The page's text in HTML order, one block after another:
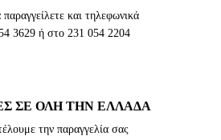
και τηλεφωνικά
3629 ή στο 231 054 2204
ΣΕ ΟΛΗ ΤΗΝ ΕΛΛΑΔΑ
την παραγγελία σας